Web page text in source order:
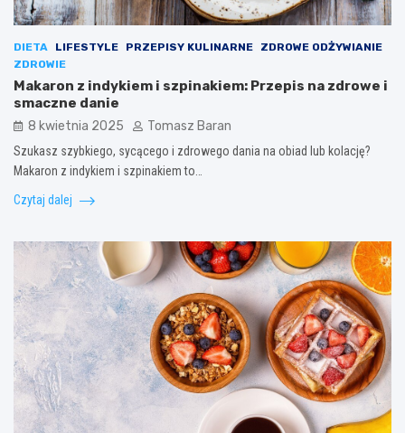
DIETA LIFESTYLE PRZEPISY KULINARNE
ZDROWE ODŻYWIANIE
ZDROWIE
Makaron z indykiem i szpinakiem: Przepis na zdrowe i
smaczne danie
8 kwietnia 2025 Tomasz Baran
Szukasz szybkiego, sycącego i zdrowego dania na obiad lub kolację?
Makaron z indykiem i szpinakiem to…
Czytaj dalej